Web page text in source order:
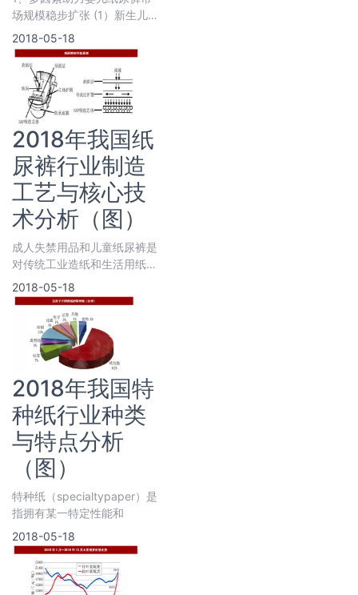
场规模稳步扩张 (1）新生儿数
量增加
2018-05-18
2018年我国纸
尿裤行业制造
工艺与核心技
术分析（图）
成人失禁用品和儿童纸尿裤是
对传统工业造纸和生活用纸的
消费升级，在传统工业造纸和
生活用纸需求上涨乏力的情况
下，成人
2018-05-18
2018年我国特
种纸行业种类
与特点分析
（图）
特种纸（specialtypaper）是
指拥有某一特定性能和
2018-05-18